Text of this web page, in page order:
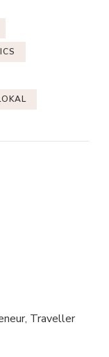
Traveller